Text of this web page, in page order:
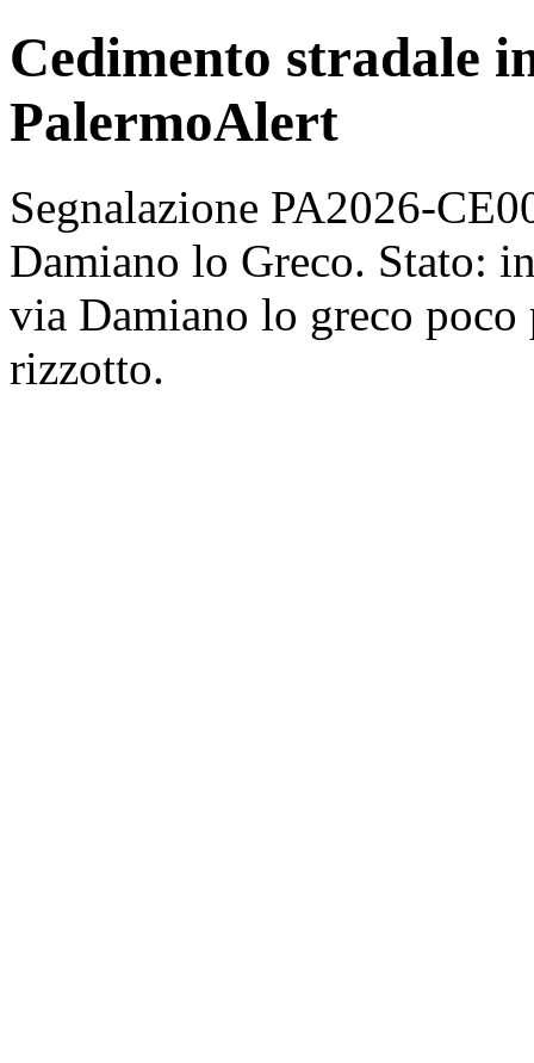
Cedimento stradale
PalermoAlert
Segnalazione PA2026-
Damiano lo Greco. Stato:
via Damiano lo greco
rizzotto.